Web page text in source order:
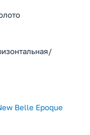
Belle Epoque